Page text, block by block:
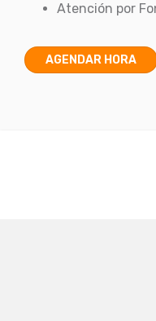
Atención por
AGENDAR HORA